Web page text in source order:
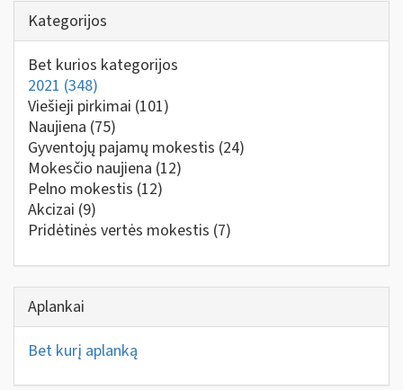
Kategorijos
Bet kurios kategorijos
2021 (348)
Viešieji pirkimai (101)
Naujiena (75)
Gyventojų pajamų mokestis (24)
Mokesčio naujiena (12)
Pelno mokestis (12)
Akcizai (9)
Pridėtinės vertės mokestis (7)
Aplankai
Bet kurį aplanką